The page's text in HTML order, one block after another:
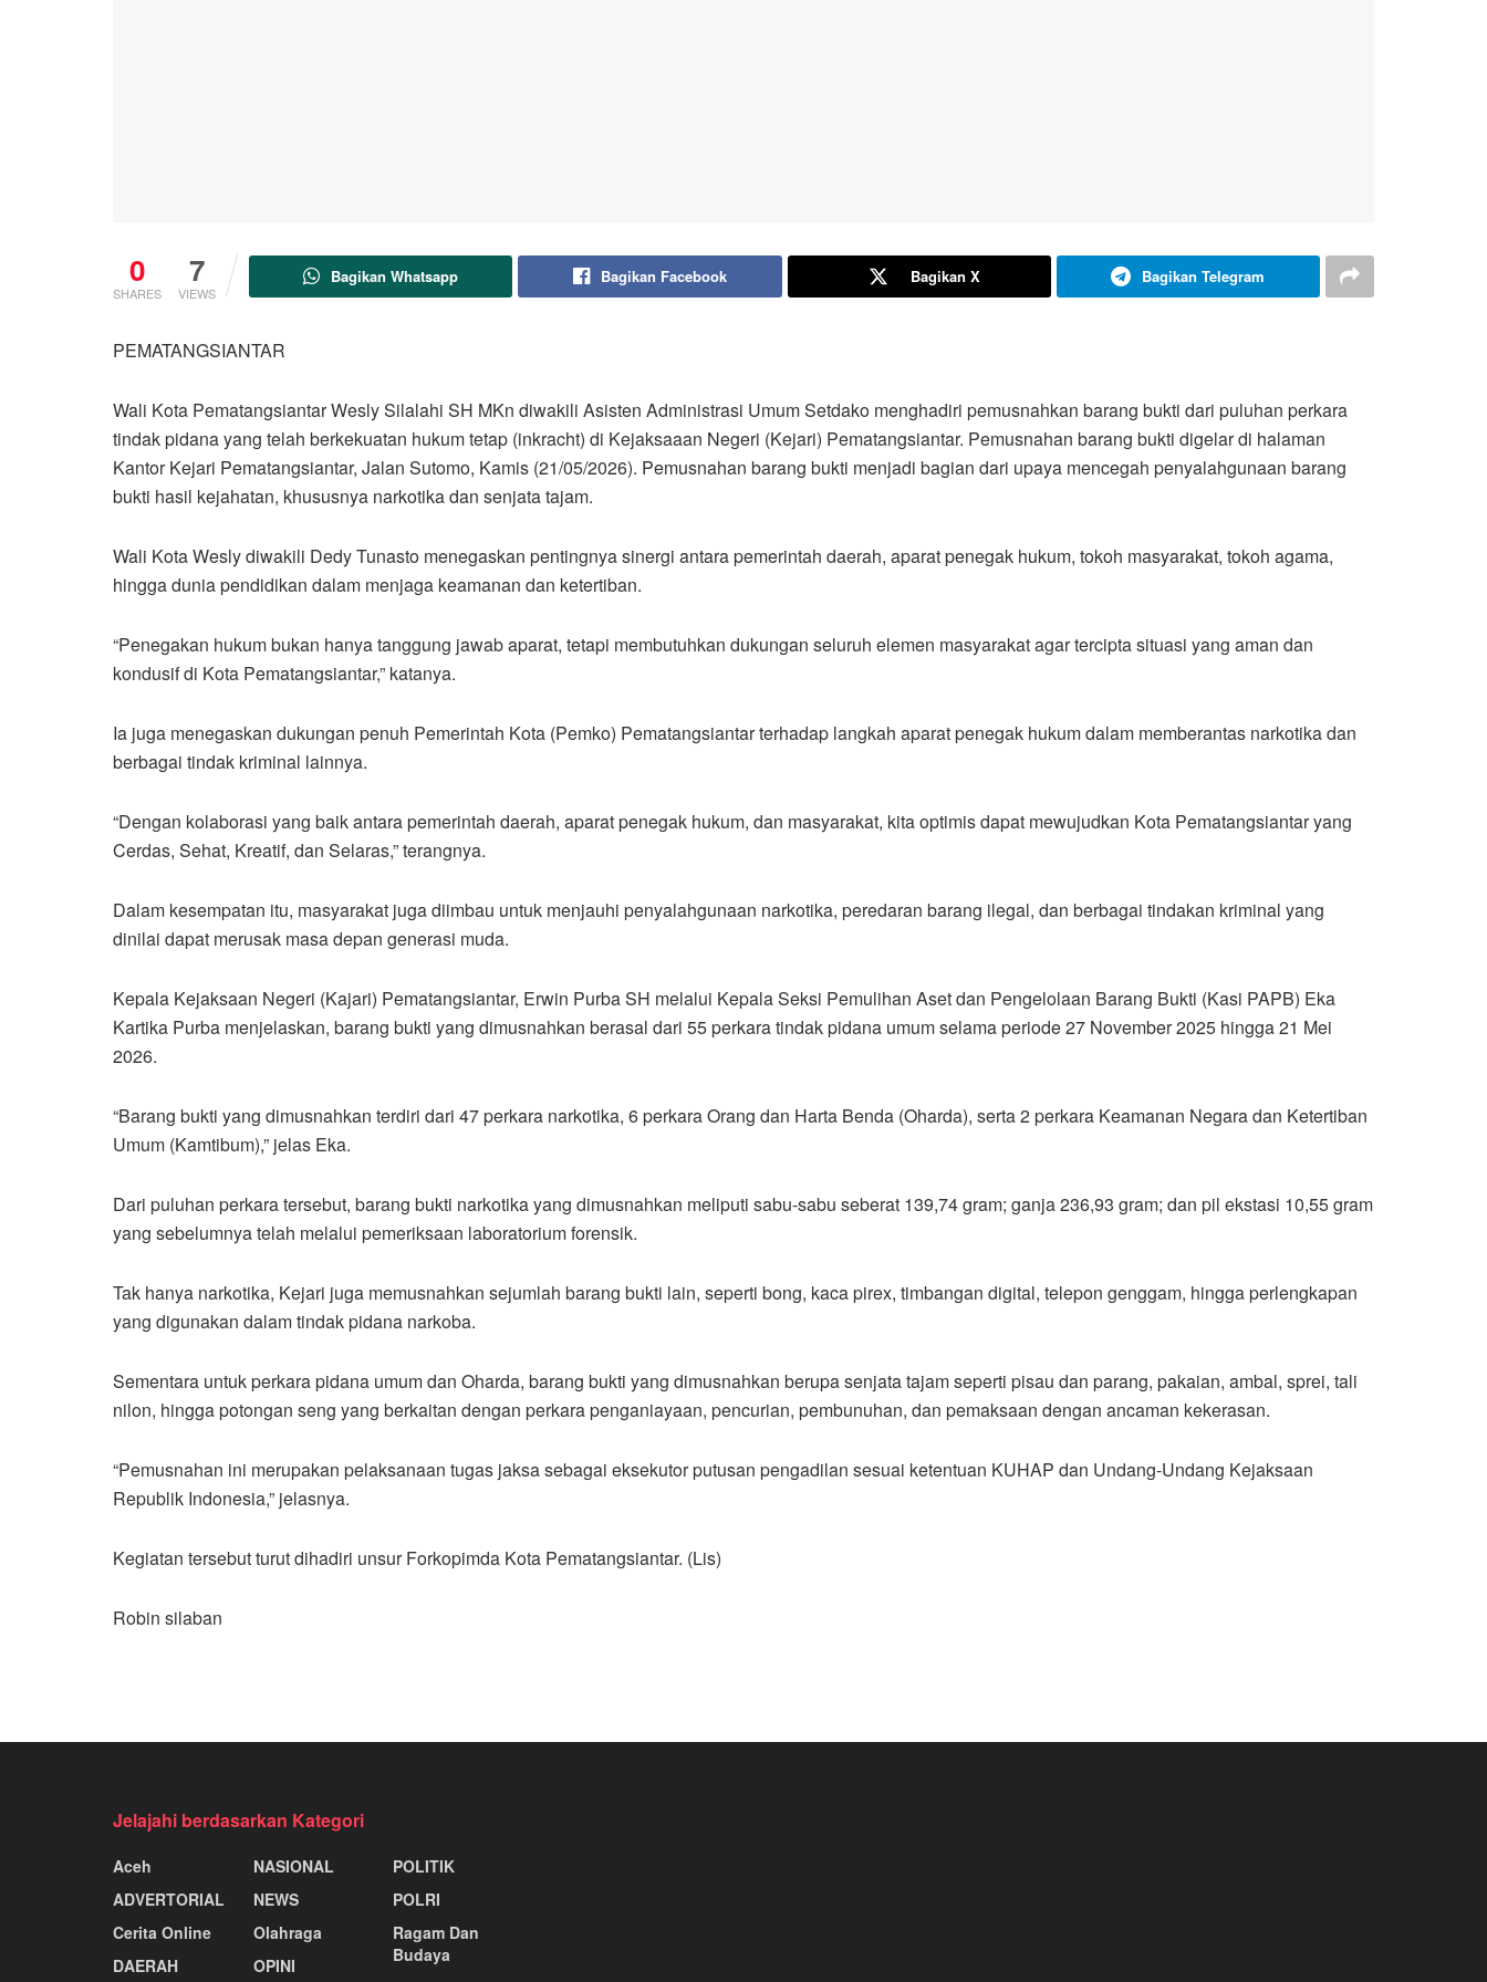
0
SHARES
7
VIEWS
Bagikan Whatsapp Bagikan Facebook Bagikan X Bagikan Telegram
PEMATANGSIANTAR
Wali Kota Pematangsiantar Wesly Silalahi SH MKn diwakili Asisten Administrasi Umum Setdako menghadiri pemusnahkan barang bukti dari puluhan perkara
tindak pidana yang telah berkekuatan hukum tetap (inkracht) di Kejaksaaan Negeri (Kejari) Pematangsiantar. Pemusnahan barang bukti digelar di halaman
Kantor Kejari Pematangsiantar, Jalan Sutomo, Kamis (21/05/2026). Pemusnahan barang bukti menjadi bagian dari upaya mencegah penyalahgunaan barang
bukti hasil kejahatan, khususnya narkotika dan senjata tajam.
Wali Kota Wesly diwakili Dedy Tunasto menegaskan pentingnya sinergi antara pemerintah daerah, aparat penegak hukum, tokoh masyarakat, tokoh agama,
hingga dunia pendidikan dalam menjaga keamanan dan ketertiban.
“Penegakan hukum bukan hanya tanggung jawab aparat, tetapi membutuhkan dukungan seluruh elemen masyarakat agar tercipta situasi yang aman dan
kondusif di Kota Pematangsiantar,” katanya.
Ia juga menegaskan dukungan penuh Pemerintah Kota (Pemko) Pematangsiantar terhadap langkah aparat penegak hukum dalam memberantas narkotika dan
berbagai tindak kriminal lainnya.
“Dengan kolaborasi yang baik antara pemerintah daerah, aparat penegak hukum, dan masyarakat, kita optimis dapat mewujudkan Kota Pematangsiantar yang
Cerdas, Sehat, Kreatif, dan Selaras,” terangnya.
Dalam kesempatan itu, masyarakat juga diimbau untuk menjauhi penyalahgunaan narkotika, peredaran barang ilegal, dan berbagai tindakan kriminal yang
dinilai dapat merusak masa depan generasi muda.
Kepala Kejaksaan Negeri (Kajari) Pematangsiantar, Erwin Purba SH melalui Kepala Seksi Pemulihan Aset dan Pengelolaan Barang Bukti (Kasi PAPB) Eka
Kartika Purba menjelaskan, barang bukti yang dimusnahkan berasal dari 55 perkara tindak pidana umum selama periode 27 November 2025 hingga 21 Mei
2026.
“Barang bukti yang dimusnahkan terdiri dari 47 perkara narkotika, 6 perkara Orang dan Harta Benda (Oharda), serta 2 perkara Keamanan Negara dan Ketertiban
Umum (Kamtibum),” jelas Eka.
Dari puluhan perkara tersebut, barang bukti narkotika yang dimusnahkan meliputi sabu-sabu seberat 139,74 gram; ganja 236,93 gram; dan pil ekstasi 10,55 gram
yang sebelumnya telah melalui pemeriksaan laboratorium forensik.
Tak hanya narkotika, Kejari juga memusnahkan sejumlah barang bukti lain, seperti bong, kaca pirex, timbangan digital, telepon genggam, hingga perlengkapan
yang digunakan dalam tindak pidana narkoba.
Sementara untuk perkara pidana umum dan Oharda, barang bukti yang dimusnahkan berupa senjata tajam seperti pisau dan parang, pakaian, ambal, sprei, tali
nilon, hingga potongan seng yang berkaitan dengan perkara penganiayaan, pencurian, pembunuhan, dan pemaksaan dengan ancaman kekerasan.
“Pemusnahan ini merupakan pelaksanaan tugas jaksa sebagai eksekutor putusan pengadilan sesuai ketentuan KUHAP dan Undang-Undang Kejaksaan
Republik Indonesia,” jelasnya.
Kegiatan tersebut turut dihadiri unsur Forkopimda Kota Pematangsiantar. (Lis)
Robin silaban
Jelajahi berdasarkan Kategori
Aceh
ADVERTORIAL
Cerita Online
DAERAH
NASIONAL
NEWS
Olahraga
OPINI
POLITIK
POLRI
Ragam Dan
Budaya